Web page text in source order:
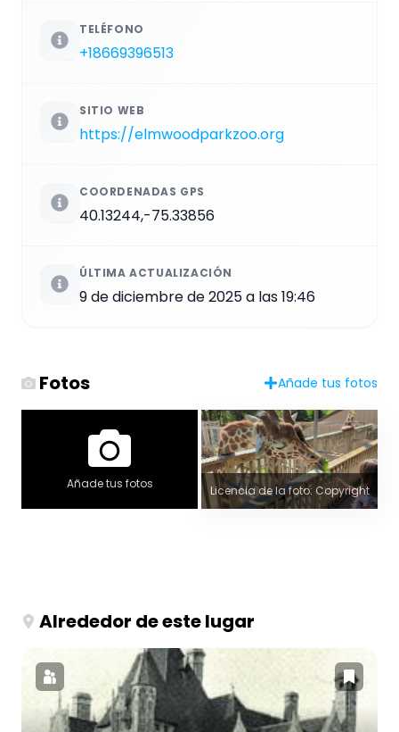
TELÉFONO
+18669396513
SITIO WEB
https://elmwoodparkzoo.org
COORDENADAS GPS
40.13244,-75.33856
ÚLTIMA ACTUALIZACIÓN
9 de diciembre de 2025 a las 19:46
Fotos Añade tus fotos
Añade tus fotos Licencia de la foto: Copyright
Alrededor de este lugar